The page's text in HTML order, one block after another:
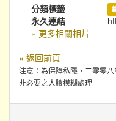
分類標籤
永久連結
» 更多相關相片
« 返回前頁
注意：為保障私隱，二零零
非必要之人臉模糊處理